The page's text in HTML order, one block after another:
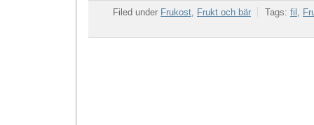
Filed under Frukost, Frukt och bär Tags: fil ,